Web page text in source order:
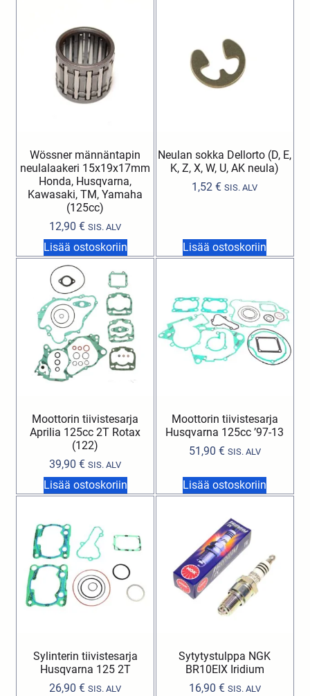
Wössner männäntapin
neulalaakeri 15x19x17mm
Honda, Husqvarna,
Kawasaki, TM, Yamaha
(125cc)
12,90€ SIS. ALV
Lisää ostoskoriin
Neulan sokka Dellorto (D, E,
K, Z, X, W, U, AK neula)
1,52€ SIS. ALV
Lisää ostoskoriin
Moottorin tiivistesarja
Aprilia 125cc 2T Rotax
(122)
39,90€ SIS. ALV
Lisää ostoskoriin
Moottorin tiivistesarja
Husqvarna 125cc ’97-13
51,90 € SIS. ALV
Lisää ostoskoriin
Sylinterin tiivistesarja
Husqvarna 125 2T
26,90€ SIS. ALV
Sytytystulppa NGK
BR10EIX Iridium
16,90 € SIS. ALV